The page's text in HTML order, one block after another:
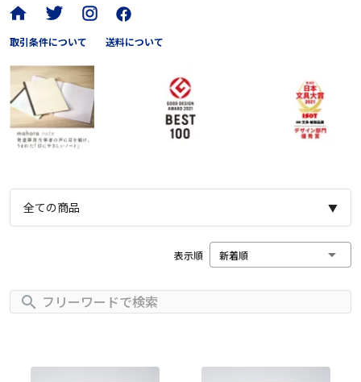
取引条件について 送料について
全ての商品 ▼
表示順 新着順